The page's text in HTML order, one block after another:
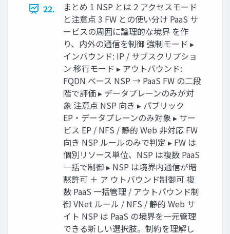
22.
まとめ 1 NSP とは 2 アクセスモード
と注意点 3 FW との使い分け PaaS サ
ービスの周囲に論理的な境界 を作
り、内外の通信を制御 強制モード ▸
インバウンド: IP / サブスクリプショ
ン 移行モード ▸ アウトバウンド:
FQDN ベース NSP → PaaS FW の二段
階で評価 ▸ データプレーンのみが対
象 注意点 NSP 向き ▸ パブリック
EP・データプレーンのみ対象 ▸ サー
ビス EP / NFS / 静的 Web 非対応 FW
向き NSP ルールのみで判定 ▸ FW は
個別リソース単位、NSP は複数 PaaS
一括で制御 ▸ NSP は境界内通信が暗
黙許可 ＋ ア ウトバウンド制御可 複
数 PaaS 一括管理 / アウトバウンド制
御 VNet ルール / NFS / 静的 Web サ
イト NSP は PaaS の境界を一元管理
できる新しい選択肢。制約を理解し